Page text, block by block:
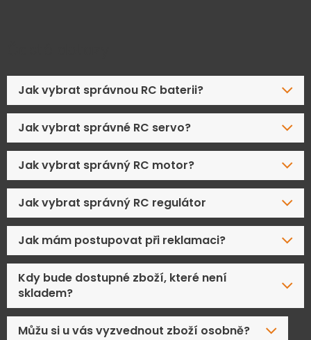
Jak vybrat správnou RC baterii?
Jak vybrat správné RC servo?
Jak vybrat správný RC motor?
Jak vybrat správný RC regulátor
Jak mám postupovat při reklamaci?
Kdy bude dostupné zboží, které není
skladem?
Můžu si u vás vyzvednout zboží osobně?